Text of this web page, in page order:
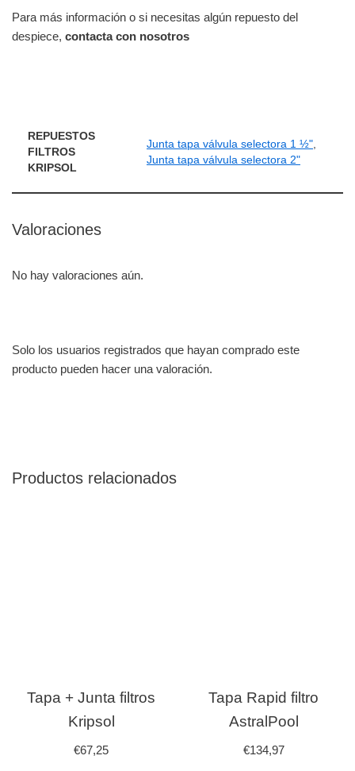
Para más información o si necesitas algún repuesto del
despiece, contacta con nosotros
REPUESTOS
FILTROS
KRIPSOL
Junta tapa válvula selectora 1 ½",
Junta tapa válvula selectora 2"
Valoraciones
No hay valoraciones aún.
Solo los usuarios registrados que hayan comprado este
producto pueden hacer una valoración.
Productos relacionados
Tapa + Junta filtros
Kripsol
€67,25
Tapa Rapid filtro
AstralPool
€134,97